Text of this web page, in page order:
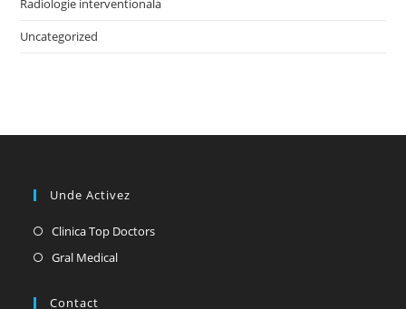
Radiologie interventionala
Uncategorized
Unde Activez
Clinica Top DoctorsOpens
Gral MedicalOpens
Contact